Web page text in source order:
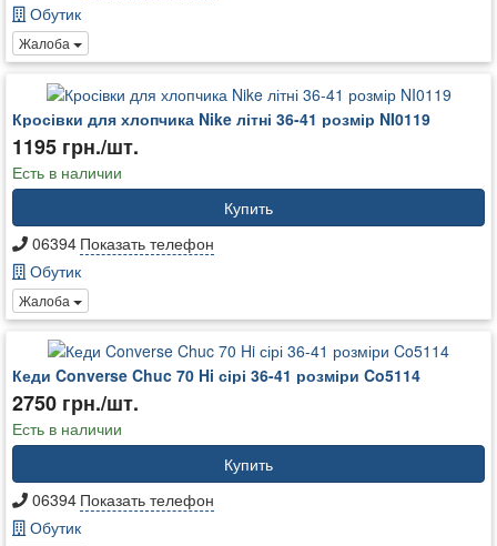
Обутик
Жалоба
Кросівки для хлопчика Nike літні 36-41 розмір NI0119
1195 грн./шт.
Есть в наличии
Купить
06394 Показать телефон
Обутик
Жалоба
Кеди Converse Chuc 70 Hi сірі 36-41 розміри Co5114
2750 грн./шт.
Есть в наличии
Купить
06394 Показать телефон
Обутик